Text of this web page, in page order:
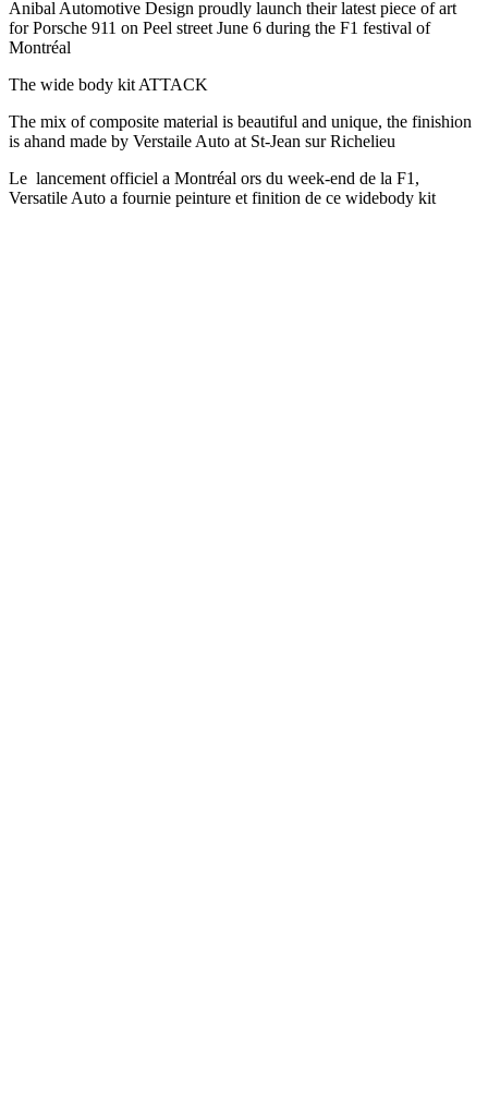
Anibal Automotive Design proudly launch their latest piece of art
for Porsche 911 on Peel street June 6 during the F1 festival of
Montréal
The wide body kit ATTACK
The mix of composite material is beautiful and unique, the finishion
is ahand made by Verstaile Auto at St-Jean sur Richelieu
Le lancement officiel a Montréal ors du week-end de la F1,
Versatile Auto a fournie peinture et finition de ce widebody kit